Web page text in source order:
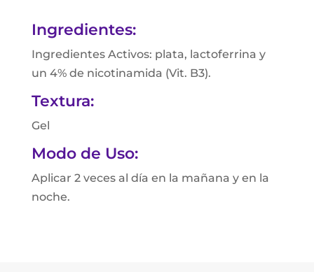
Ingredientes:
Ingredientes Activos: plata, lactoferrina y
un 4% de nicotinamida (Vit. B3).
Textura:
Gel
Modo de Uso:
Aplicar 2 veces al día en la mañana y en la
noche.